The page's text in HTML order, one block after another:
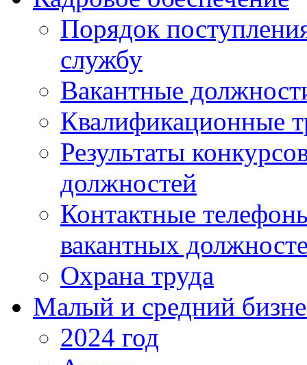
Порядок
службу
Вакантные
Квалификационные
Результаты
должностей
Контактные
вакантных
Охрана труда
Малый и средний
2024 год